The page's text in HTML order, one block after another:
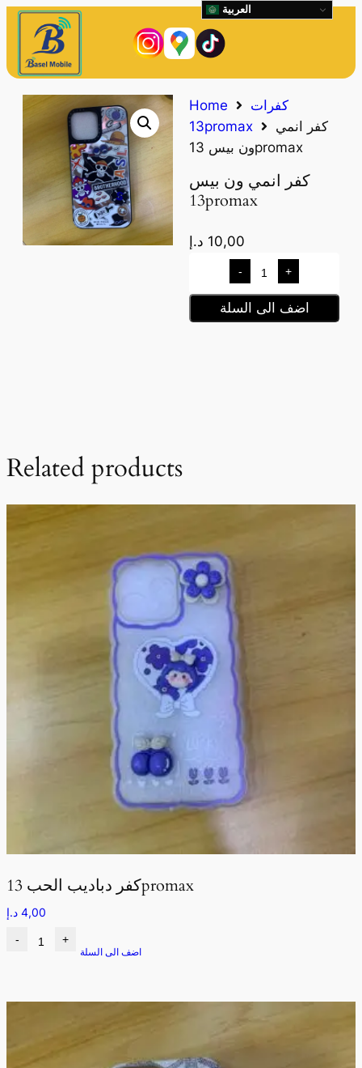
Home
كفرات
13promax
كفر انمي
ون بيس 13promax
كفر انمي ون بيس
13promax
10,00 د.إ
- +
اضف الى السلة
Related products
كفر دباديب الحب 13promax
4,00 د.إ
- +
اضف الى السلة
العربية